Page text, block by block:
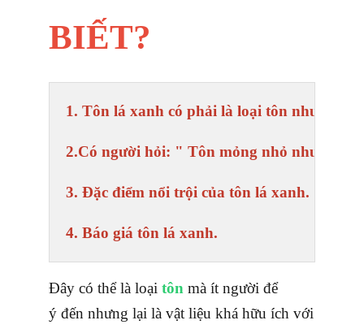
BIẾT?
1. Tôn lá xanh có phải là loại tôn như thế
2.Có người hỏi: " Tôn mỏng nhỏ như vậy
3. Đặc điểm nổi trội của tôn lá xanh.
4. Báo giá tôn lá xanh.
Đây có thể là loại tôn mà ít người để
ý đến nhưng lại là vật liệu khá hữu ích với